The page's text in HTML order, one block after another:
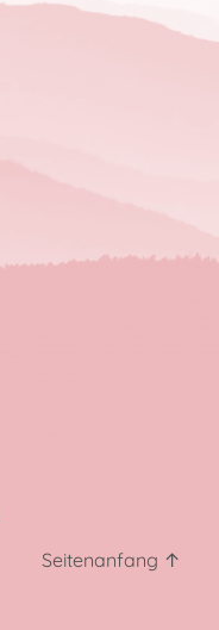
Seitenanfang ↑